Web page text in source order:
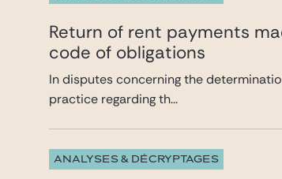
Return of rent payments
code of obligations
In disputes concerning the
practice regarding th...
ANALYSES & DÉCRYPTAGES